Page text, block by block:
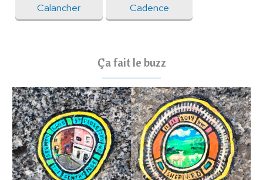
Calancher Cadence
Ça fait le buzz